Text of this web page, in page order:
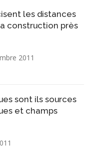
les distances
construction près
2011
sont ils sources
et champs